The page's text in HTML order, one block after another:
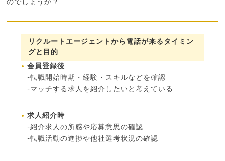
のでしょうか？
リクルートエージェントから電話が来るタイミン
グと目的
会員登録後
-転職開始時期・経験・スキルなどを確認
-マッチする求人を紹介したいと考えている
求人紹介時
-紹介求人の所感や応募意思の確認
-転職活動の進捗や他社選考状況の確認